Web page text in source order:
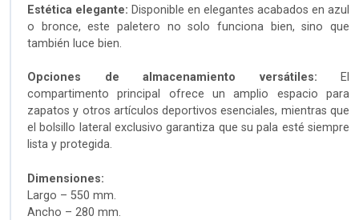
Estética elegante: Disponible en elegantes acabados en azul
o bronce, este paletero no solo funciona bien, sino que
también luce bien.
Opciones de almacenamiento versátiles: El
compartimento principal ofrece un amplio espacio para
zapatos y otros artículos deportivos esenciales, mientras que
el bolsillo lateral exclusivo garantiza que su pala esté siempre
lista y protegida.
Dimensiones:
Largo – 550 mm.
Ancho – 280 mm.